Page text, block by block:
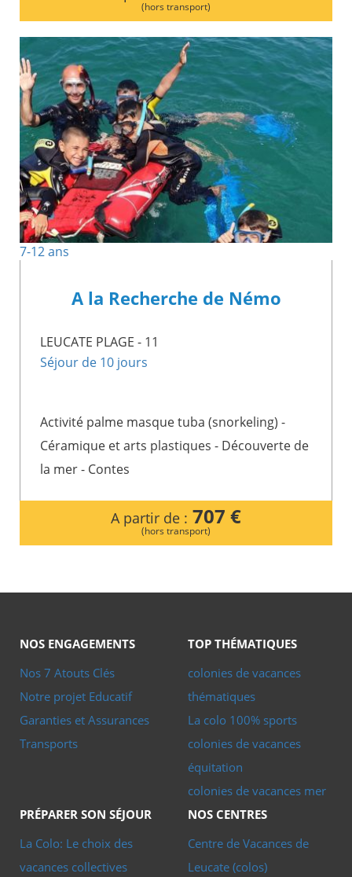
(hors transport)
7-12 ans
A la Recherche de Némo
LEUCATE PLAGE - 11
Séjour de 10 jours
Activité palme masque tuba (snorkeling) -
Céramique et arts plastiques - Découverte de
la mer - Contes
A partir de : 707 €
(hors transport)
NOS ENGAGEMENTS
Nos 7 Atouts Clés
Notre projet Educatif
Garanties et Assurances
Transports
TOP THÉMATIQUES
colonies de vacances
thématiques
La colo 100% sports
colonies de vacances
équitation
colonies de vacances mer
PRÉPARER SON SÉJOUR
La Colo: Le choix des
vacances collectives
NOS CENTRES
Centre de Vacances de
Leucate (colos)